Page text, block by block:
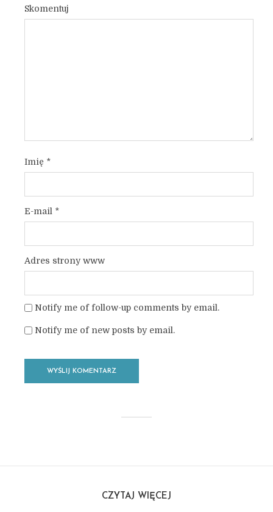
Skomentuj
Imię *
E-mail *
Adres strony www
Notify me of follow-up comments by email.
Notify me of new posts by email.
CZYTAJ WIĘCEJ